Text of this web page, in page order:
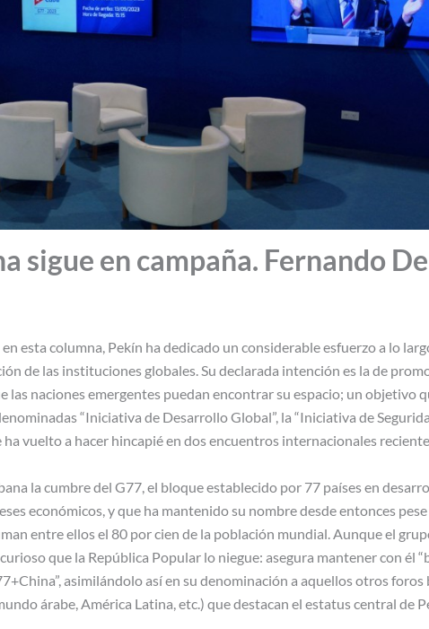
sigue en campaña. Fernando
esta columna, Pekín ha dedicado un considerable esfuerzo a lo
de las instituciones globales. Su declarada intención es la de
naciones emergentes puedan encontrar su espacio; un objetivo
“Iniciativa de Desarrollo Global”, la “Iniciativa de
vuelto a hacer hincapié en dos encuentros internacionales
la cumbre del G77, el bloque establecido por 77 países en
económicos, y que ha mantenido su nombre desde entonces
entre ellos el 80 por cien de la población mundial. Aunque el
que la República Popular lo niegue: asegura mantener con él
asimilándolo así en su denominación a aquellos otros
árabe, América Latina, etc.) que destacan el estatus central de